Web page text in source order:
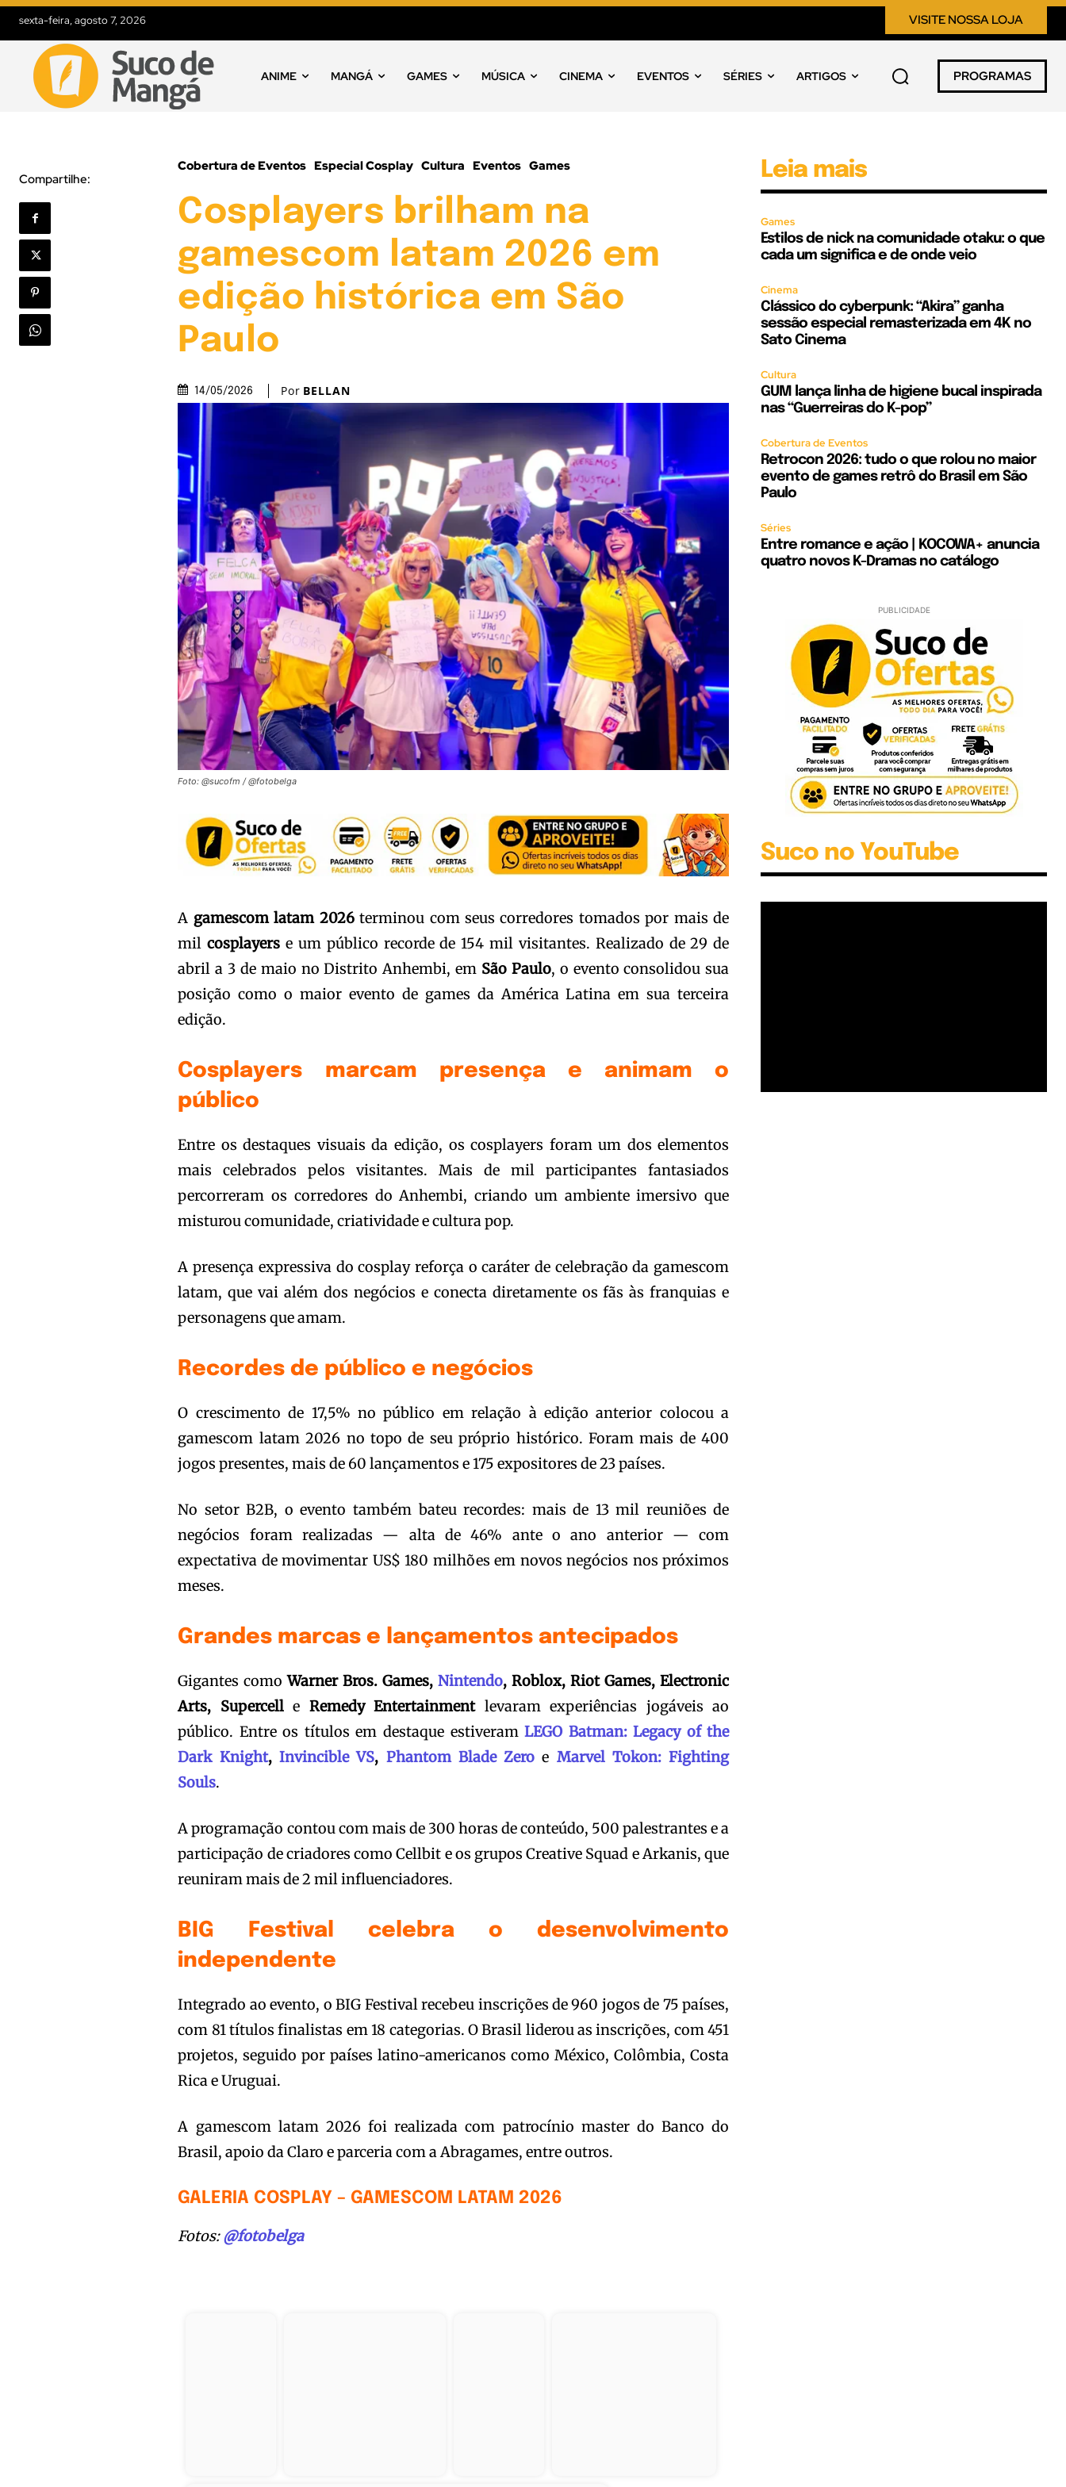
sexta-feira, agosto 7, 2026 VISITE NOSSA LOJA
ANIME MANGÁ GAMES MÚSICA CINEMA EVENTOS SÉRIES ARTIGOS PROGRAMAS
Compartilhe:
Cobertura de Eventos Especial Cosplay Cultura Eventos Games
Cosplayers brilham na
gamescom latam 2026 em
edição histórica em São
Paulo
14/05/2026 Por BELLAN
Foto: @sucofm / @fotobelga
A gamescom latam 2026terminou com seus corredores tomados por mais de
milcosplayers e um público recorde de 154 mil visitantes. Realizado de 29 de
abril a 3 de maio no Distrito Anhembi, em São Paulo, o evento consolidou sua
posição como o maior evento de games da América Latina em sua terceira
edição.
Cosplayers marcam presença e animam o
público
Entre os destaques visuais da edição, os cosplayers foram um dos elementos
mais celebrados pelos visitantes. Mais de mil participantes fantasiados
percorreram os corredores do Anhembi, criando um ambiente imersivo que
misturou comunidade, criatividade e cultura pop.
A presença expressiva do cosplay reforça o caráter de celebração da gamescom
latam, que vai além dos negócios e conecta diretamente os fãs às franquias e
personagens que amam.
Recordes de público e negócios
O crescimento de 17,5% no público em relação à edição anterior colocou a
gamescom latam 2026 no topo de seu próprio histórico. Foram mais de 400
jogos presentes, mais de 60 lançamentos e 175 expositores de 23 países.
No setor B2B, o evento também bateu recordes: mais de 13 mil reuniões de
negócios foram realizadas — alta de 46% ante o ano anterior — com
expectativa de movimentar US$ 180 milhões em novos negócios nos próximos
meses.
Grandes marcas e lançamentos antecipados
Gigantes comoWarner Bros. Games,Nintendo, Roblox, Riot Games, Electronic
Arts, Supercelle Remedy Entertainmentlevaram experiências jogáveis ao
público. Entre os títulos em destaque estiveramLEGO Batman: Legacy of the
Dark Knight, Invincible VS, Phantom Blade Zero e Marvel Tokon: Fighting
Souls.
A programação contou com mais de 300 horas de conteúdo, 500 palestrantes e a
participação de criadores como Cellbit e os grupos Creative Squad e Arkanis, que
reuniram mais de 2 mil influenciadores.
BIG Festival celebra o desenvolvimento
independente
Integrado ao evento, o BIG Festival recebeu inscrições de 960 jogos de 75 países,
com 81 títulos finalistas em 18 categorias. O Brasil liderou as inscrições, com 451
projetos, seguido por países latino-americanos como México, Colômbia, Costa
Rica e Uruguai.
A gamescom latam 2026 foi realizada com patrocínio master do Banco do
Brasil, apoio da Claro e parceria com a Abragames, entre outros.
GALERIA COSPLAY – GAMESCOM LATAM 2026
Fotos:@fotobelga
Leia mais
Games
Estilos de nick na comunidade otaku: o que
cada um significa e de onde veio
Cinema
Clássico do cyberpunk: “Akira” ganha
sessão especial remasterizada em 4K no
Sato Cinema
Cultura
GUM lança linha de higiene bucal inspirada
nas “Guerreiras do K-pop”
Cobertura de Eventos
Retrocon 2026: tudo o que rolou no maior
evento de games retrô do Brasil em São
Paulo
Séries
Entre romance e ação | KOCOWA+ anuncia
quatro novos K-Dramas no catálogo
PUBLICIDADE
Suco no YouTube